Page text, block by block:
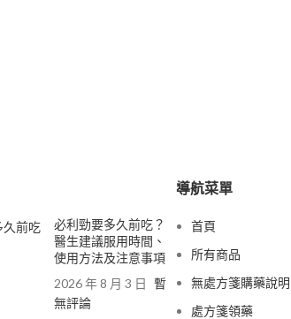
必利勁要多久前吃？
醫生建議服用時間、
使用方法及注意事項
2026 年 8 月 3 日 暫
無評論
導航菜單
首頁
所有商品
無處方箋購藥說明
處方箋領藥